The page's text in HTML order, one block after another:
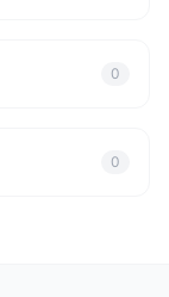
0
0